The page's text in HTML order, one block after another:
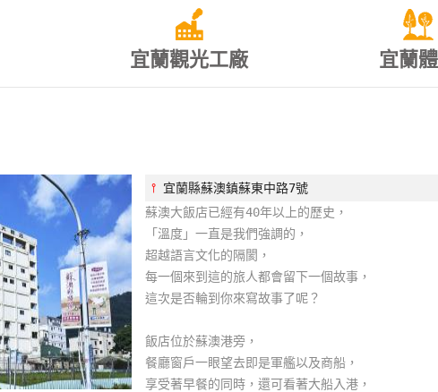
宜蘭觀光工廠 宜蘭
⫯ 宜蘭縣蘇澳鎮蘇東中路7號
蘇澳大飯店已經有40年以上的歷史，
「溫度」一直是我們強調的，
超越語言文化的隔閡，
每一個來到這的旅人都會留下一個故事，
這次是否輪到你來寫故事了呢？
飯店位於蘇澳港旁，
餐廳窗戶一眼望去即是軍艦以及商船，
享受著早餐的同時，還可看著大船入港，